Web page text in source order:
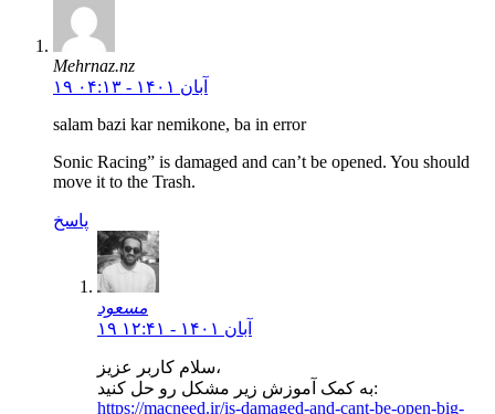
Mehrnaz.nz
۱۹ آبان ۱۴۰۱ - ۰۴:۱۳
salam bazi kar nemikone, ba in error
Sonic Racing” is damaged and can’t be opened. You should
move it to the Trash.
پاسخ
مسعود
۱۹ آبان ۱۴۰۱ - ۱۲:۴۱
سلام کاربر عزیز،
به کمک آموزش زیر مشکل رو حل کنید:
https://macneed.ir/is-damaged-and-cant-be-open-big-